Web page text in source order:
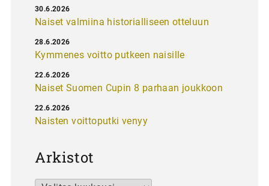
Naiset valmiina historialliseen otteluun
30.6.2026
Kymmenes voitto putkeen naisille
28.6.2026
Naiset Suomen Cupin 8 parhaan joukkoon
22.6.2026
Naisten voittoputki venyy
22.6.2026
Arkistot